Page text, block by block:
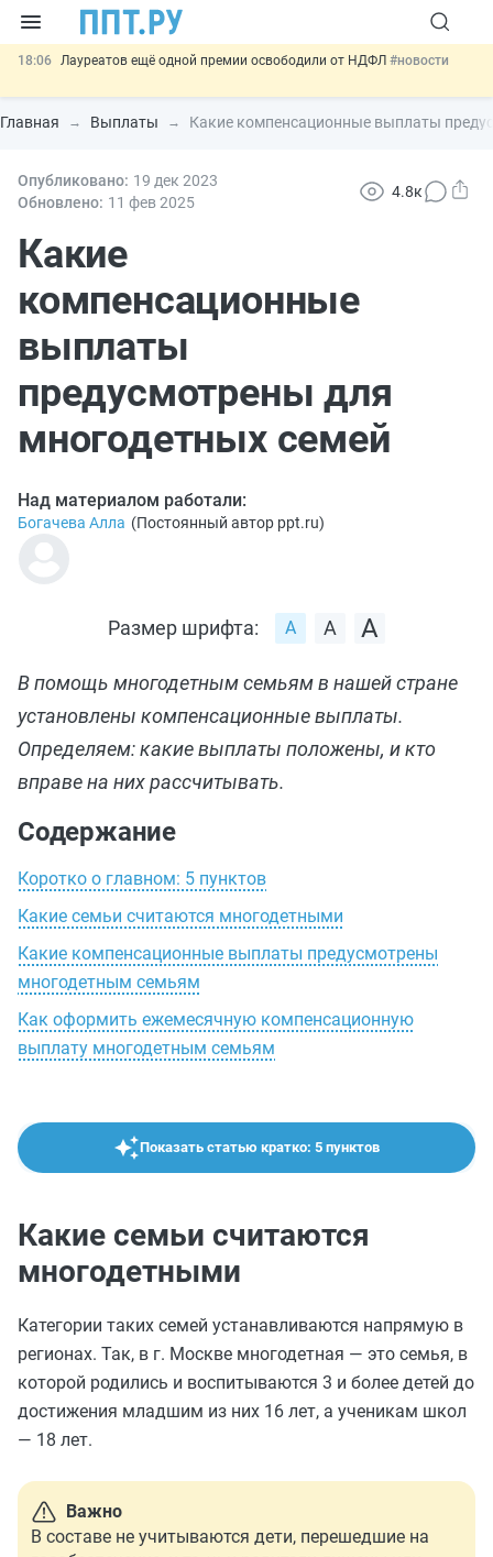
18:06 Лауреатов ещё одной премии освободили от НДФЛ #новости
17:37 Минтруд предложил обновить выписку из ИЛС#новости
16:53 Меняется форма отчёта по квоте для приёма на работу
инвалидов#новости
платформу ГИС ЕЦП до 31 августа
Главная Выплаты Какие компенсационные выплаты
Опубликовано: 19 дек 2023
Обновлено: 11 фев2025
4.8к
Какие
компенсационные
выплаты
предусмотрены для
многодетных семей
Над материалом работали:
Богачева Алла (Постоянный автор ppt.ru)
Размер шрифта:
В помощь многодетным семьям в нашей стране
установлены компенсационные выплаты.
Определяем: какие выплаты положены, и кто
вправе на них рассчитывать.
Содержание
Коротко о главном: 5 пунктов
Какие семьи считаются многодетными
Какие компенсационные выплаты предусмотрены
многодетным семьям
Как оформить ежемесячную компенсационную
выплату многодетным семьям
Показать статью кратко: 5 пунктов
Какие семьи считаются
многодетными
Категории таких семей устанавливаются напрямую в
регионах. Так, в г. Москве многодетная — это семья, в
которой родились и воспитываются 3 и более детей до
достижения младшим из них 16 лет, а ученикам школ
— 18 лет.
Важно
В составе не учитываются дети, перешедшие на